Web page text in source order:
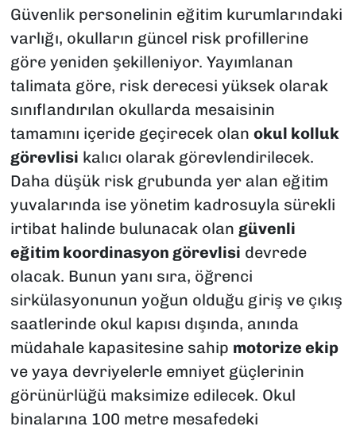
Güvenlik personelinin eğitim kurumlarındaki
varlığı, okulların güncel risk profillerine
göre yeniden şekilleniyor. Yayımlanan
talimata göre, risk derecesi yüksek olarak
sınıflandırılan okullarda mesaisinin
tamamını içeride geçirecek olan okul kolluk
görevlisi kalıcı olarak görevlendirilecek.
Daha düşük risk grubunda yer alan eğitim
yuvalarında ise yönetim kadrosuyla sürekli
irtibat halinde bulunacak olan güvenli
eğitim koordinasyon görevlisi devrede
olacak. Bunun yanı sıra, öğrenci
sirkülasyonunun yoğun olduğu giriş ve çıkış
saatlerinde okul kapısı dışında, anında
müdahale kapasitesine sahip motorize ekip
ve yaya devriyelerle emniyet güçlerinin
görünürlüğü maksimize edilecek. Okul
binalarına 100 metre mesafedeki